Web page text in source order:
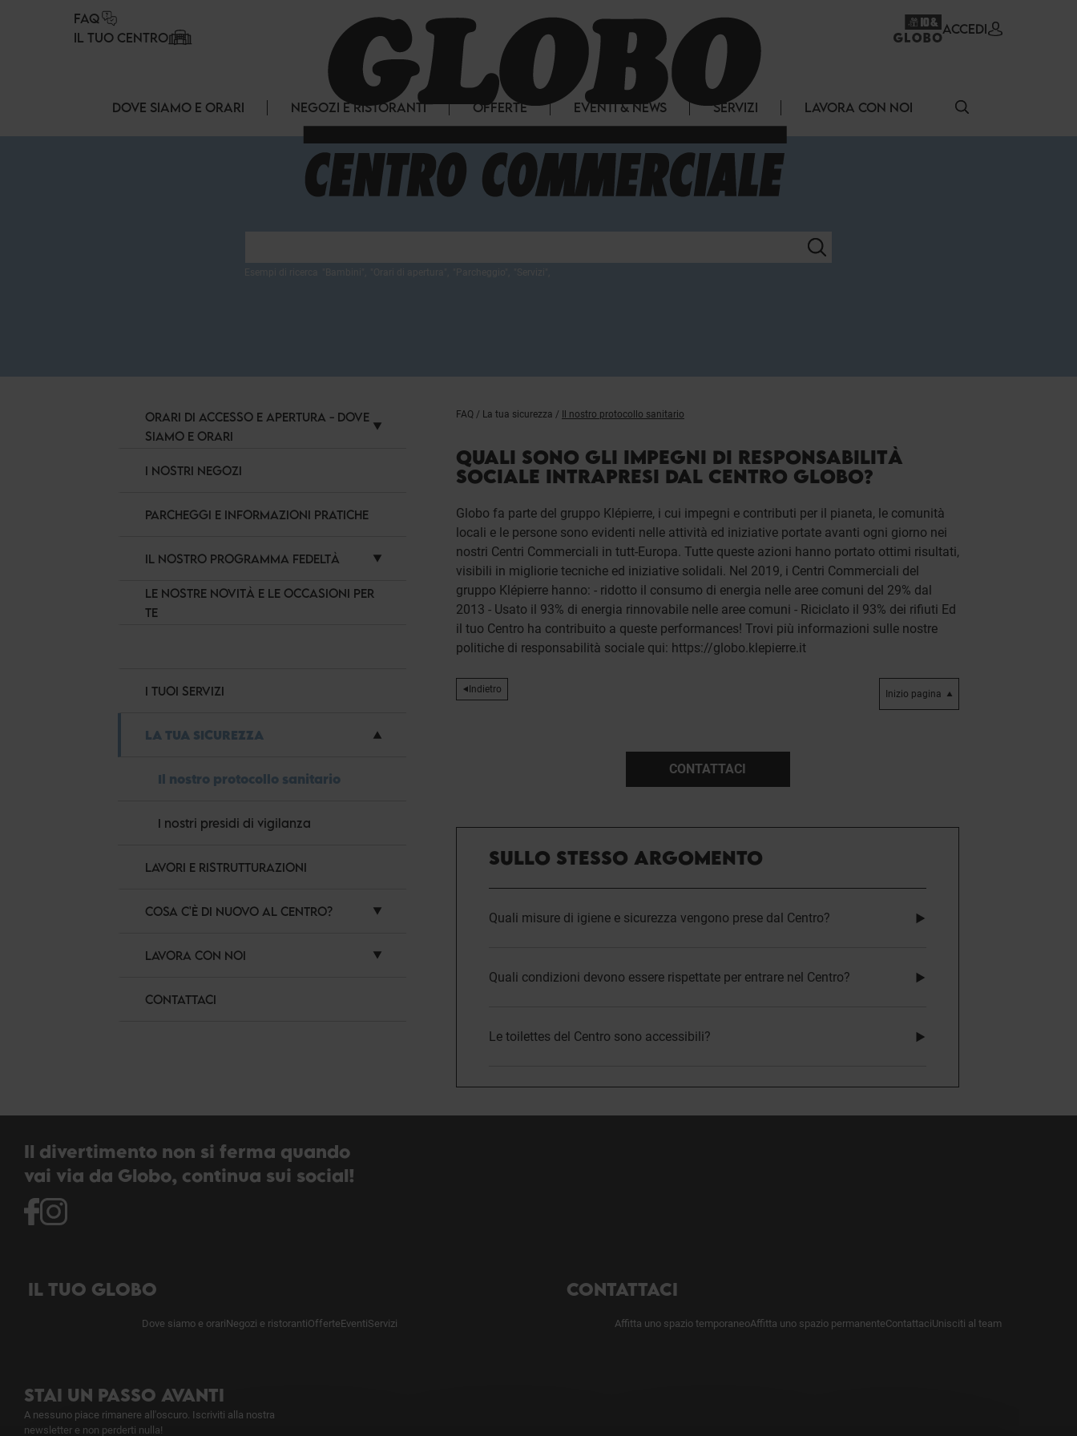
FAQ
IL TUO CENTRO
ACCEDI
DOVE SIAMO E ORARI NEGOZI E RISTORANTI OFFERTE EVENTI & NEWS SERVIZI LAVORA CON NOI
ORARI DI ACCESSO E APERTURA - DOVE
SIAMO E ORARI
I NOSTRI NEGOZI
PARCHEGGI E INFORMAZIONI PRATICHE
IL NOSTRO PROGRAMMA FEDELTÀ
LE NOSTRE NOVITÀ E LE OCCASIONI PER
TE
I TUOI SERVIZI
LA TUA SICUREZZA
Il nostro protocollo sanitario
I nostri presidi di vigilanza
LAVORI E RISTRUTTURAZIONI
COSA C'È DI NUOVO AL CENTRO?
LAVORA CON NOI
CONTATTACI
FAQ / La tua sicurezza / Il nostro protocollo sanitario
QUALI SONO GLI IMPEGNI DI RESPONSABILITÀ
SOCIALE INTRAPRESI DAL CENTRO GLOBO?
Globo fa parte del gruppo Klépierre, i cui impegni e contributi per il pianeta, le comunità
locali e le persone sono evidenti nelle attività ed iniziative portate avanti ogni giorno nei
nostri Centri Commerciali in tutt-Europa. Tutte queste azioni hanno portato ottimi risultati,
visibili in migliorie tecniche ed iniziative solidali. Nel 2019, i Centri Commerciali del
gruppo Klépierre hanno: - ridotto il consumo di energia nelle aree comuni del 29% dal
2013 - Usato il 93% di energia rinnovabile nelle aree comuni - Riciclato il 93% dei rifiuti Ed
il tuo Centro ha contribuito a queste performances! Trovi più informazioni sulle nostre
politiche di responsabilità sociale qui: https://globo.klepierre.it
Indietro Inizio pagina
CONTATTACI
SULLO STESSO ARGOMENTO
Quali misure di igiene e sicurezza vengono prese dal Centro?
Quali condizioni devono essere rispettate per entrare nel Centro?
Le toilettes del Centro sono accessibili?
Il divertimento non si ferma quando
vai via da Globo, continua sui social!
IL TUO GLOBO
Dove siamo e orariNegozi e ristorantiOfferteEventiServizi
CONTATTACI
Affitta uno spazio temporaneoAffitta uno spazio permanenteContattaciUnisciti al team
STAI UN PASSO AVANTI
A nessuno piace rimanere all'oscuro. Iscriviti alla nostra
newsletter e non perderti nulla!
Pannello di gestione dei cookies